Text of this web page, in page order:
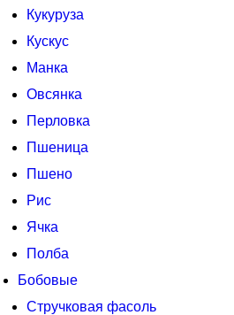
Кукуруза
Кускус
Манка
Овсянка
Перловка
Пшеница
Пшено
Рис
Ячка
Полба
Бобовые
Стручковая фасоль